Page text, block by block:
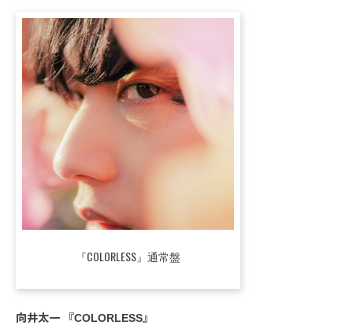
『COLORLESS』通常盤
向井太一 『COLORLESS』